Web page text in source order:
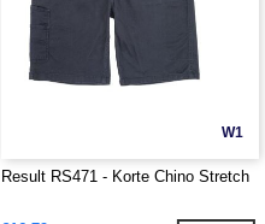
W1
Result RS471 - Korte Chino Stretch